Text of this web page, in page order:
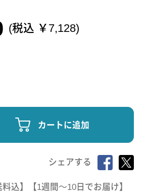
(税込 ￥7,128)
カートに追加
シェアする
料込】【1週間～10日でお届け】